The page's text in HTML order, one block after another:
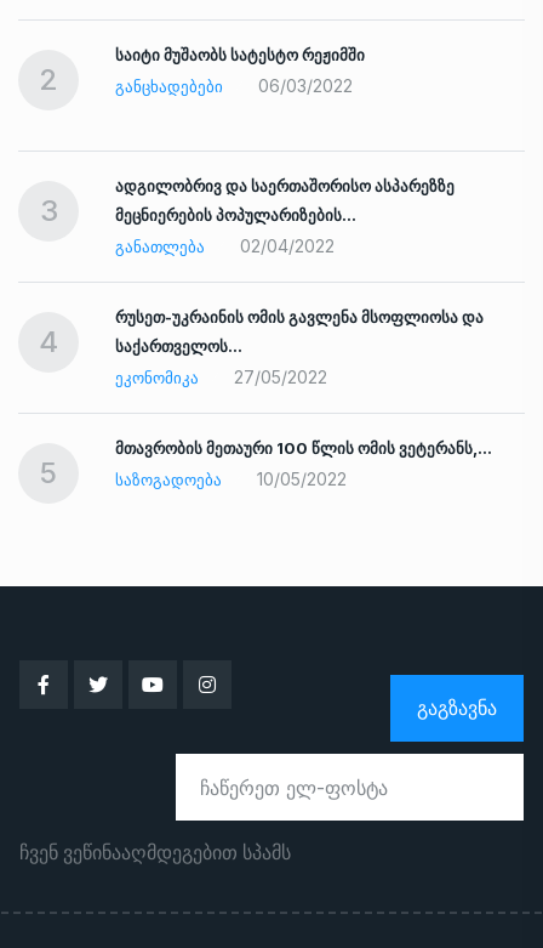
2
საიტი მუშაობს სატესტო რეჟიმში
ᲒᲐᲜᲪᲮᲐᲓᲔᲑᲔᲑᲘ
06/03/2022
3
ადგილობრივ და საერთაშორისო ასპარეზზე
მეცნიერების პოპულარიზების…
ᲒᲐᲜᲐᲗᲚᲔᲑᲐ
02/04/2022
4
რუსეთ-უკრაინის ომის გავლენა მსოფლიოსა და
საქართველოს…
ᲔᲙᲝᲜᲝᲛᲘᲙᲐ
27/05/2022
5
მთავრობის მეთაური 100 წლის ომის ვეტერანს,…
ᲡᲐᲖᲝᲒᲐᲓᲝᲔᲑᲐ
10/05/2022
ᲒᲐᲒᲖᲐᲕᲜᲐ
ჩვენ ვეწინააღმდეგებით სპამს